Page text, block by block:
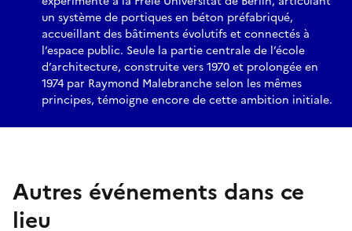
.......................
EXPOSITION
« André Ravéreau, leçons d’Architecture »
André Ravéreau (1919–2017) est un architecte français dont
le travail est profondément marqué par la découverte en
1949 de la vallée du M’Zab en Algérie. Ancien élève d’Auguste
à comprendre les logiques profondes de ces constructions
pour nourrir une architecture contextuelle, sobre et juste.
un système de portiques en béton préfabriqué,
accueillant des bâtiments évolutifs et connectés à
l’espace public. Seule la partie centrale de l’école
d’architecture, construite vers 1970 et prolongée en
1974 par Raymond Malebranche selon les mêmes
principes, témoigne encore de cette ambition initiale.
Autres événements dans ce
lieu